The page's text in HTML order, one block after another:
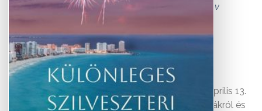
A háromnapos fesztivál a hagyományos thai újév
kezdetét jelzi és a turisták egyik fő attrakciója.
Az áprilisi teliholdtól kezdődik a háromnapos
Songkran ünnep. A fesztiválra minden évben április 13.
és 15. között kerül sor, és a fergeteges vízicsatákról és